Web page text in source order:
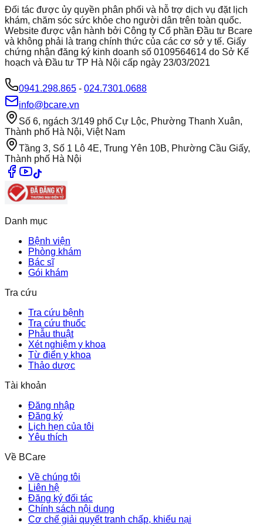
Đối tác được ủy quyền phân phối và hỗ trợ dịch vụ đặt lịch
khám, chăm sóc sức khỏe cho người dân trên toàn quốc.
Website được vận hành bởi Công ty Cổ phần Đầu tư Bcare
và không phải là trang chính thức của các cơ sở y tế. Giấy
chứng nhận đăng ký kinh doanh số 0109564614 do Sở Kế
hoạch và Đầu tư TP Hà Nội cấp ngày 23/03/2021
0941.298.865 - 024.7301.0688
info@bcare.vn
Số 6, ngách 3/149 phố Cự Lộc, Phường Thanh Xuân,
Thành phố Hà Nội, Việt Nam
Tầng 3, Số 1 Lô 4E, Trung Yên 10B, Phường Cầu Giấy,
Thành phố Hà Nội
Danh mục
Bệnh viện
Phòng khám
Bác sĩ
Gói khám
Tra cứu
Tra cứu bệnh
Tra cứu thuốc
Phẫu thuật
Xét nghiệm y khoa
Từ điển y khoa
Thảo dược
Tài khoản
Đăng nhập
Đăng ký
Lịch hẹn của tôi
Yêu thích
Về BCare
Về chúng tôi
Liên hệ
Đăng ký đối tác
Chính sách nội dung
Cơ chế giải quyết tranh chấp, khiếu nại